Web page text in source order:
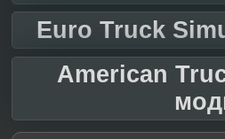
Euro Truck
American